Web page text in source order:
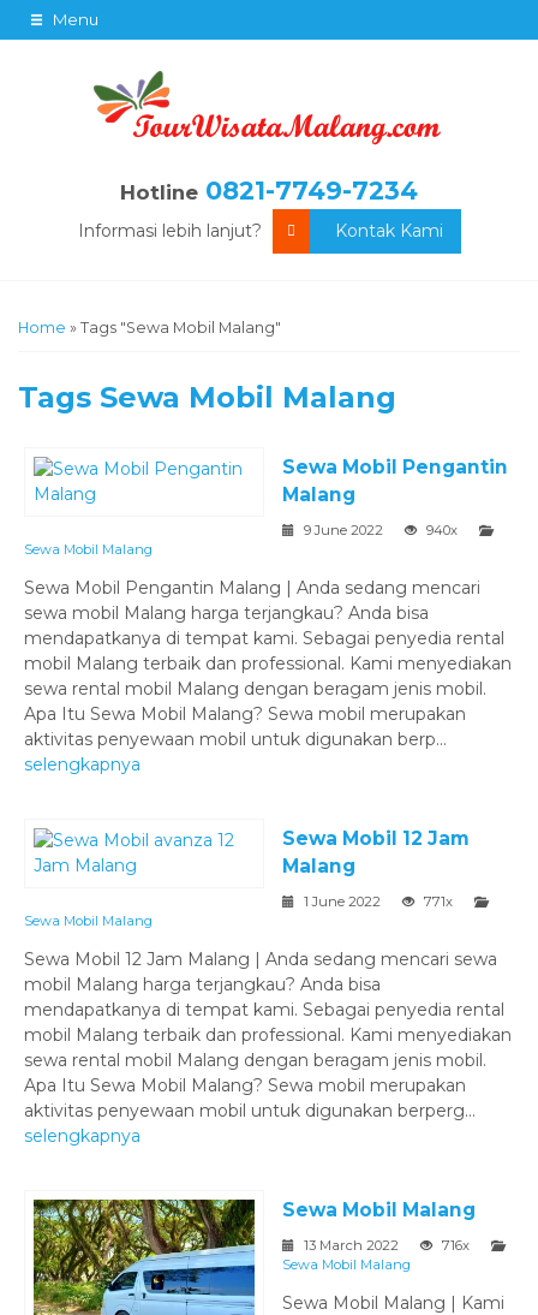
Menu
Hotline 0821-7749-7234
Informasi lebih lanjut? Kontak Kami
Home » Tags "Sewa Mobil Malang"
Tags Sewa Mobil Malang
Sewa Mobil Pengantin
Malang
9 June 2022
940x
Sewa Mobil Malang
Sewa Mobil Pengantin Malang | Anda sedang mencari
sewa mobil Malang harga terjangkau? Anda bisa
mendapatkanya di tempat kami. Sebagai penyedia rental
mobil Malang terbaik dan professional. Kami menyediakan
sewa rental mobil Malang dengan beragam jenis mobil.
Apa Itu Sewa Mobil Malang? Sewa mobil merupakan
aktivitas penyewaan mobil untuk digunakan berp...
selengkapnya
Sewa Mobil 12 Jam
Malang
1 June 2022
771x
Sewa Mobil Malang
Sewa Mobil 12 Jam Malang | Anda sedang mencari sewa
mobil Malang harga terjangkau? Anda bisa
mendapatkanya di tempat kami. Sebagai penyedia rental
mobil Malang terbaik dan professional. Kami menyediakan
sewa rental mobil Malang dengan beragam jenis mobil.
Apa Itu Sewa Mobil Malang? Sewa mobil merupakan
aktivitas penyewaan mobil untuk digunakan berperg...
selengkapnya
Sewa Mobil Malang
13 March 2022
716x
Sewa Mobil Malang
Sewa Mobil Malang | Kami